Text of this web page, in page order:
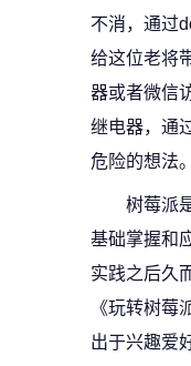
不消，通过
给这位老将
器或者微信
继电器，通
危险的想法。
树莓派
基础掌握和
实践之后久
《玩转树
出于兴趣爱